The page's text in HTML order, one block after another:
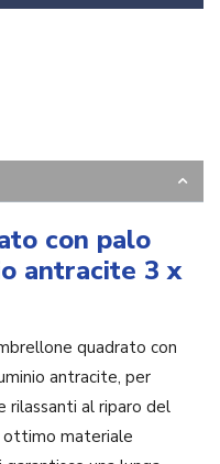
con palo
antracite 3 x
quadrato con
antracite, per
rilassanti al riparo del
ottimo materiale